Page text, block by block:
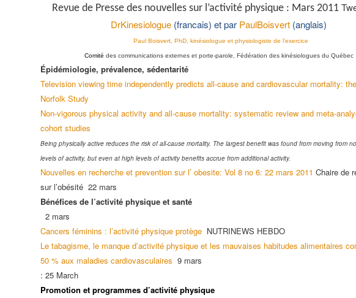
Revue de Presse des nouvelles sur l’activité physique : Mars 2011
DrKinesiologue (francais) et par PaulBoisvert (anglais)
Paul Boisvert, PhD, kinésiologue et physiologiste de l’exercice
Comité des communications externes et porte-parole, Fédération des kinésiologues du Québec
Épidémiologie, prévalence, sédentarité
Television viewing time independently predicts all-cause and cardiovascular mortality:
Norfolk Study
Non-vigorous physical activity and all-cause mortality: systematic review and meta-
cohort studies
Being physically active reduces the risk of all-cause mortality. The largest benefit was found from moving from
levels of activity, but even at high levels of activity benefits accrue from additional activity.
Nouvelles en recherche et prevention sur l’ obesite: Vol 8 no 6: 22 mars 2011 Chaire de
sur l’obésité 22 mars
Bénéfices de l’activité physique et santé
2 mars
Cancers féminins : l’activité physique protègeNUTRINEWS HEBDO
Le tabagisme, le manque d’activité physique et les mauvaises habitudes alimentaires
50 % aux maladies cardiovasculaires 9 mars
: 25 March
Promotion et programmes d’activité physique